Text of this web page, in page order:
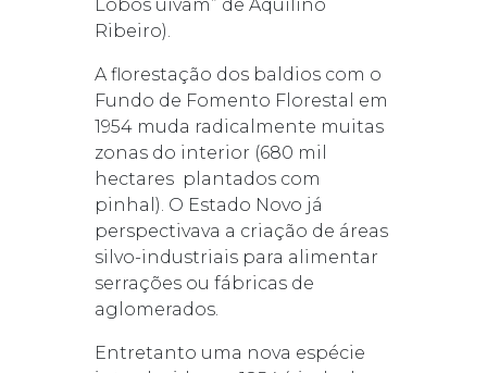
Lobos uivam” de Aquilino
Ribeiro).
A florestação dos baldios com o
Fundo de Fomento Florestal em
1954 muda radicalmente muitas
zonas do interior (680 mil
hectares plantados com
pinhal). O Estado Novo já
perspectivava a criação de áreas
silvo-industriais para alimentar
serrações ou fábricas de
aglomerados.
Entretanto uma nova espécie